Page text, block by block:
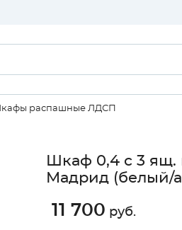
распашные ЛДСП
Шкаф 0,4 с 3 ящ.
Мадрид (белый/
11 700 руб.